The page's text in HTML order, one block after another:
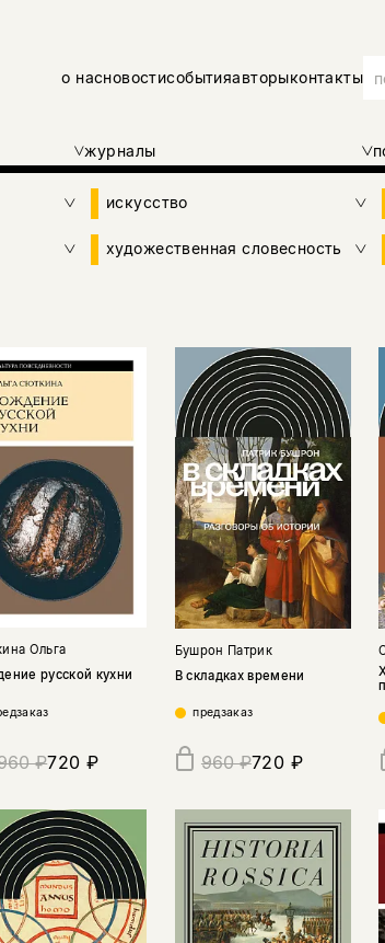
о насновостисобытияавторыконтакты
журналы
искусство
художественная словесность
Ольга
русской кухни
₽720 ₽
Бушрон Патрик
В складках времени
предзаказ
960 ₽720 ₽